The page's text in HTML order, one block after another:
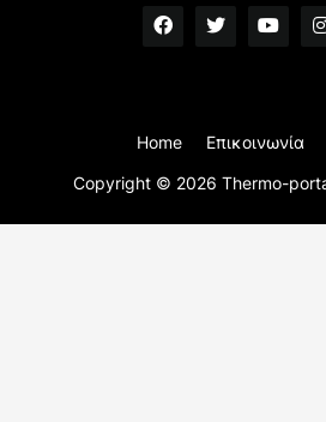
Copyright © 2026 Thermo-
Home Επικοινωνία